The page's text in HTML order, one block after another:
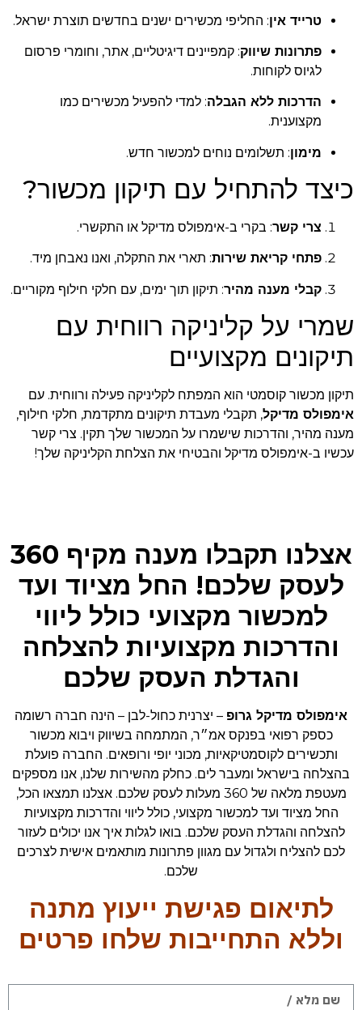
טרייד אין: החליפי מכשירים ישנים בחדשים תוצרת ישראל.
פתרונות שיווק: קמפיינים דיגיטליים, אתר, וחומרי פרסום
לגיוס לקוחות.
הדרכות ללא הגבלה: למדי להפעיל מכשירים כמו
מקצוענית.
מימון: תשלומים נוחים למכשור חדש.
כיצד להתחיל עם תיקון מכשור?
צרי קשר: בקרי ב-אימפולס מדיקל או התקשרי.
פתחי קריאת שירות: תארי את התקלה, ואנו נאבחן מיד.
קבלי מענה מהיר: תיקון תוך ימים, עם חלקי חילוף מקוריים.
שמרי על קליניקה רווחית עם
תיקונים מקצועיים
תיקון מכשור קוסמטי הוא המפתח לקליניקה פעילה ורווחית. עם
אימפולס מדיקל, תקבלי מעבדת תיקונים מתקדמת, חלקי חילוף,
מענה מהיר, והדרכות שישמרו על המכשור שלך תקין. צרי קשר
עכשיו ב-אימפולס מדיקל והבטיחי את הצלחת הקליניקה שלך!
אצלנו תקבלו מענה מקיף 360
לעסק שלכם! החל מציוד ועד
למכשור מקצועי כולל ליווי
והדרכות מקצועיות להצלחה
והגדלת העסק שלכם
אימפולס מדיקל גרופ – יצרנית כחול-לבן – הינה חברה רשומה
כספק רפואי בפנקס אמ״ר, המתמחה בשיווק ויבוא מכשור
ותכשירים לקוסמטיקאיות, מכוני יופי ורופאים. החברה פועלת
בהצלחה בישראל ומעבר לים. כחלק מהשירות שלנו, אנו מספקים
מעטפת מלאה של 360 מעלות לעסק שלכם. אצלנו תמצאו הכל,
החל מציוד ועד למכשור מקצועי, כולל ליווי והדרכות מקצועיות
להצלחה והגדלת העסק שלכם. בואו לגלות איך אנו יכולים לעזור
לכם להצליח ולגדול עם מגוון פתרונות מותאמים אישית לצרכים
שלכם.
לתיאום פגישת ייעוץ מתנה
וללא התחייבות שלחו פרטים